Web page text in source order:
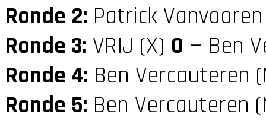
Ronde 2: Patrick
Ronde 3: VRIJ (X) 0 — Ben
Ronde 4: Ben Vercauteren
Ronde 5: Ben Vercauteren